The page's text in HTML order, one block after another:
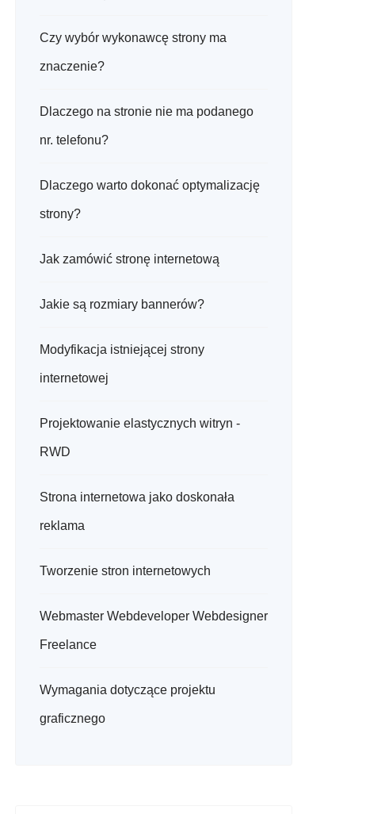
jest szablon?
Czy wybór wykonawcę strony ma
znaczenie?
Dlaczego na stronie nie ma podanego
nr. telefonu?
Dlaczego warto dokonać optymalizację
strony?
Jak zamówić stronę internetową
Jakie są rozmiary bannerów?
Modyfikacja istniejącej strony
internetowej
Projektowanie elastycznych witryn -
RWD
Strona internetowa jako doskonała
reklama
Tworzenie stron internetowych
Webmaster Webdeveloper Webdesigner
Freelance
Wymagania dotyczące projektu
graficznego